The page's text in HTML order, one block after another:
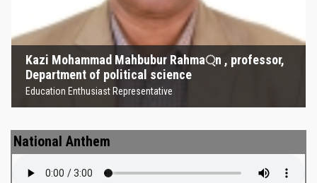
Kazi Mohammad Mahbubur Rahma্‌n , professor,
Department of political science
Education Enthusiast Representative
National Anthem